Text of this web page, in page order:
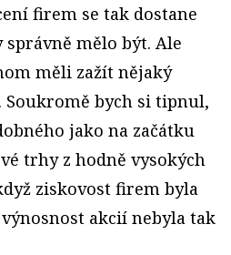
firem se tak dostane
mělo být. Ale
měli zažít nějaký
bych si tipnul,
jako na začátku
trhy z hodně vysokých
ziskovost firem byla
akcií nebyla tak